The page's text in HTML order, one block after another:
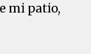
mi patio,